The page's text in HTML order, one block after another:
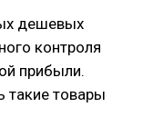
дешевых
контроля
прибыли.
такие товары